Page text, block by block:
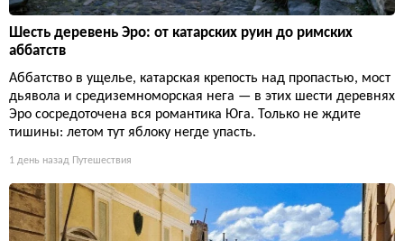
Шесть деревень Эро: от катарских руин до римских
аббатств
Аббатство в ущелье, катарская крепость над пропастью, мост
дьявола и средиземноморская нега — в этих шести деревнях
Эро сосредоточена вся романтика Юга. Только не ждите
тишины: летом тут яблоку негде упасть.
1 день назад Путешествия